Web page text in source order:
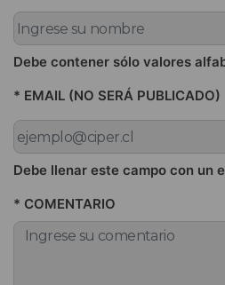
Debe contener sólo valores
* EMAIL (NO SERÁ PUBLICADO)
Debe llenar este campo con un
* COMENTARIO